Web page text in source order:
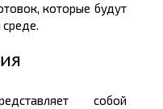
которые будут
среде.
собой